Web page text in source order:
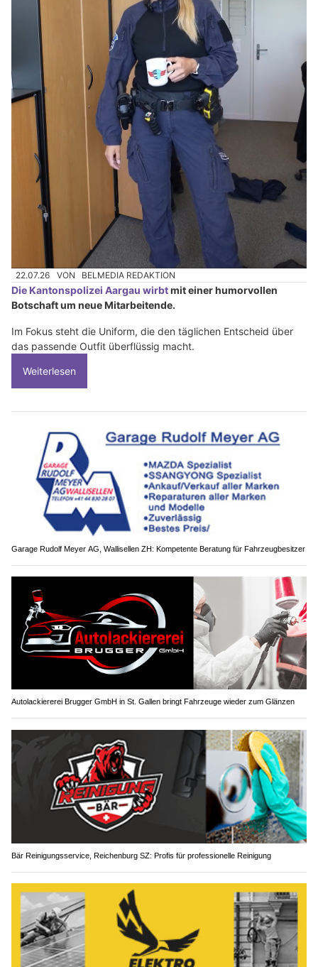
22.07.26 VON BELMEDIA REDAKTION
Die Kantonspolizei Aargau wirbtmit einer humorvollen
Botschaft um neue Mitarbeitende.
Im Fokus steht die Uniform, die den täglichen Entscheid über
das passende Outfit überflüssig macht.
Weiterlesen
Garage Rudolf Meyer AG, Wallisellen ZH: Kompetente Beratung für Fahrzeugbesitzer
Autolackiererei Brugger GmbH in St. Gallen bringt Fahrzeuge wieder zum Glänzen
Bär Reinigungsservice, Reichenburg SZ: Profis für professionelle Reinigung